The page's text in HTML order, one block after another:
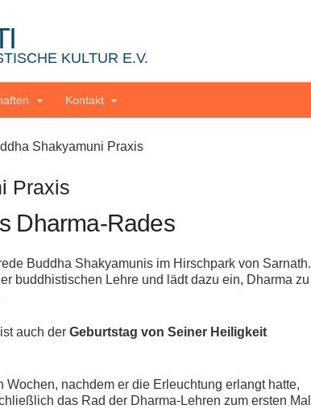
KULTUR E.V.
Kontakt
Shakyamuni Praxis
Praxis
Dharma-Rades
Buddha Shakyamunis im Hirschpark von Sarnath.
buddhistischen Lehre und lädt dazu ein, Dharma zu
auch der Geburtstag von Seiner Heiligkeit
nachdem er die Erleuchtung erlangt hatte,
das Rad der Dharma-Lehren zum ersten Mal